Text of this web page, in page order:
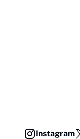
Instagram